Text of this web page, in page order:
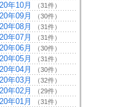
年10月 （31件）
年09月 （30件）
年08月 （31件）
年07月 （31件）
年06月 （30件）
年05月 （31件）
年04月 （30件）
年03月 （32件）
年02月 （29件）
年01月 （31件）